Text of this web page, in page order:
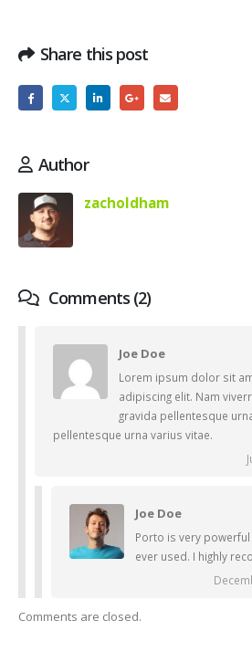
Share this post
Author
zacholdham
Comments (2)
Joe Doe
Lorem ipsum dolor sit
adipiscing elit. Nam
gravida pellentesque
pellentesque urna varius vitae.
Joe Doe
Porto is very powerful
ever used. I highly
Comments are closed.